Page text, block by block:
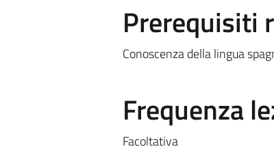
Prerequisiti
Conoscenza della lingua
Frequenza
Facoltativa